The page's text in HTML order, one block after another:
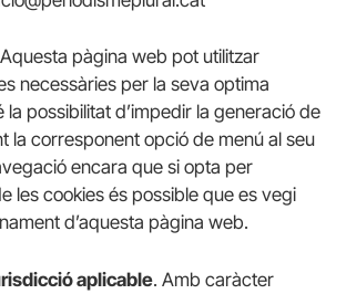
pàgina web pot utilitzar
necessàries per la seva optima
la possibilitat d’impedir la generació de
la corresponent opció de menú al seu
encara que si opta per
les cookies és possible que es vegi
d’aquesta pàgina web.
aplicable. Amb caràcter